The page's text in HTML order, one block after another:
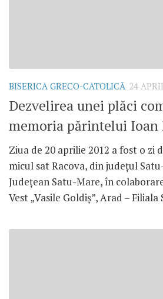
BISERICA GRECO-CATOLICĂ 24
Dezvelirea unei plăci
memoria părintelui Ioan
Ziua de 20 aprilie 2012 a fost o zi
micul sat Racova, din judeţul
Judeţean Satu-Mare, în
Vest „Vasile Goldiş”, Arad –